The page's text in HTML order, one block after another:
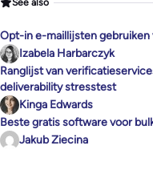
See also
Opt-in e-maillijsten gebruiken
Izabela Harbarczyk
Ranglijst van
deliverability stresstest
Kinga Edwards
Beste gratis software voor
Jakub Ziecina